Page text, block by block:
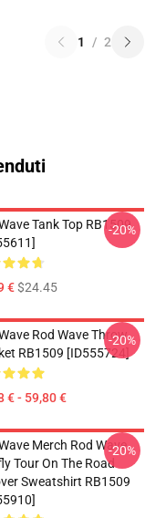
1 / 2
Tank Top RB1509
€$24.45
-20%
Rod Wave Throw
RB1509 [ID555724]
€ - 59,80 €
-20%
Merch Rod Wave
Tour On The Road
Sweatshirt RB1509
-20%